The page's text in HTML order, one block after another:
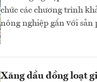
chức các chương trình
nông nghiệp gắn với sản
Xăng dầu đồng loạt